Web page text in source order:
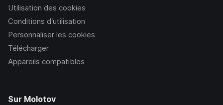
Utilisation des cookies
Conditions d’utilisation
Personnaliser les cookies
Télécharger
Appareils compatibles
Sur Molotov